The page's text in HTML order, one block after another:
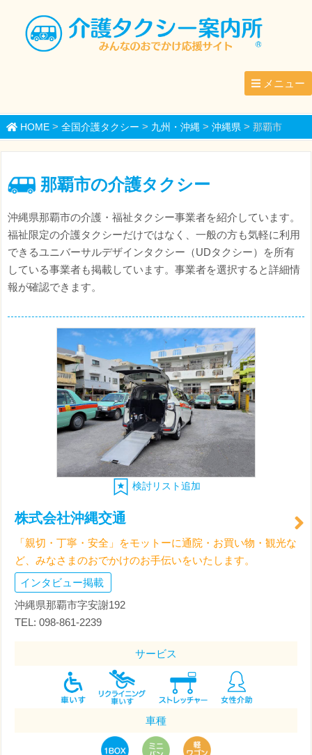
メニュー
HOME> 全国介護タクシー > 九州・沖縄> 沖縄県> 那覇市
那覇市の介護タクシー
沖縄県那覇市の介護・福祉タクシー事業者を紹介しています。
福祉限定の介護タクシーだけではなく、一般の方も気軽に利用
できるユニバーサルデザインタクシー（UDタクシー）を所有
している事業者も掲載しています。事業者を選択すると詳細情
報が確認できます。
検討リスト追加
株式会社沖縄交通
「親切・丁寧・安全」をモットーに通院・お買い物・観光な
ど、みなさまのおでかけのお手伝いをいたします。
インタビュー掲載
沖縄県那覇市字安謝192
TEL: 098-861-2239
サービス
車種